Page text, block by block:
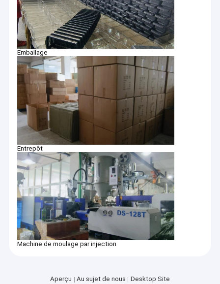
Emballage
Entrepôt
Machine de moulage par injection
Aperçu Au sujet de nous Desktop Site